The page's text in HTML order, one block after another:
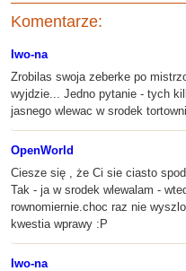
Komentarze:
Iwo-na
Zrobilas swoja zeberke po
wyjdzie... Jedno pytanie - tych
jasnego wlewac w srodek
OpenWorld
Ciesze się , że Ci sie ciasto
Tak - ja w srodek wlewalam -
rownomiernie.choc raz nie
kwestia wprawy :P
Iwo-na